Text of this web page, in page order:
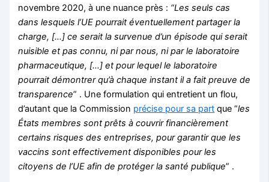
novembre 2020, à une nuance près : “Les seuls cas
dans lesquels l’UE pourrait éventuellement partager la
charge, […] ce serait la survenue d’un épisode qui serait
nuisible et pas connu, ni par nous, ni par le laboratoire
pharmaceutique, […] et pour lequel le laboratoire
pourrait démontrer qu’à chaque instant il a fait preuve de
transparence” . Une formulation qui entretient un flou,
d’autant que la Commission précise pour sa part que “les
États membres sont prêts à couvrir financièrement
certains risques des entreprises, pour garantir que les
vaccins sont effectivement disponibles pour les
citoyens de l’UE afin de protéger la santé publique” .